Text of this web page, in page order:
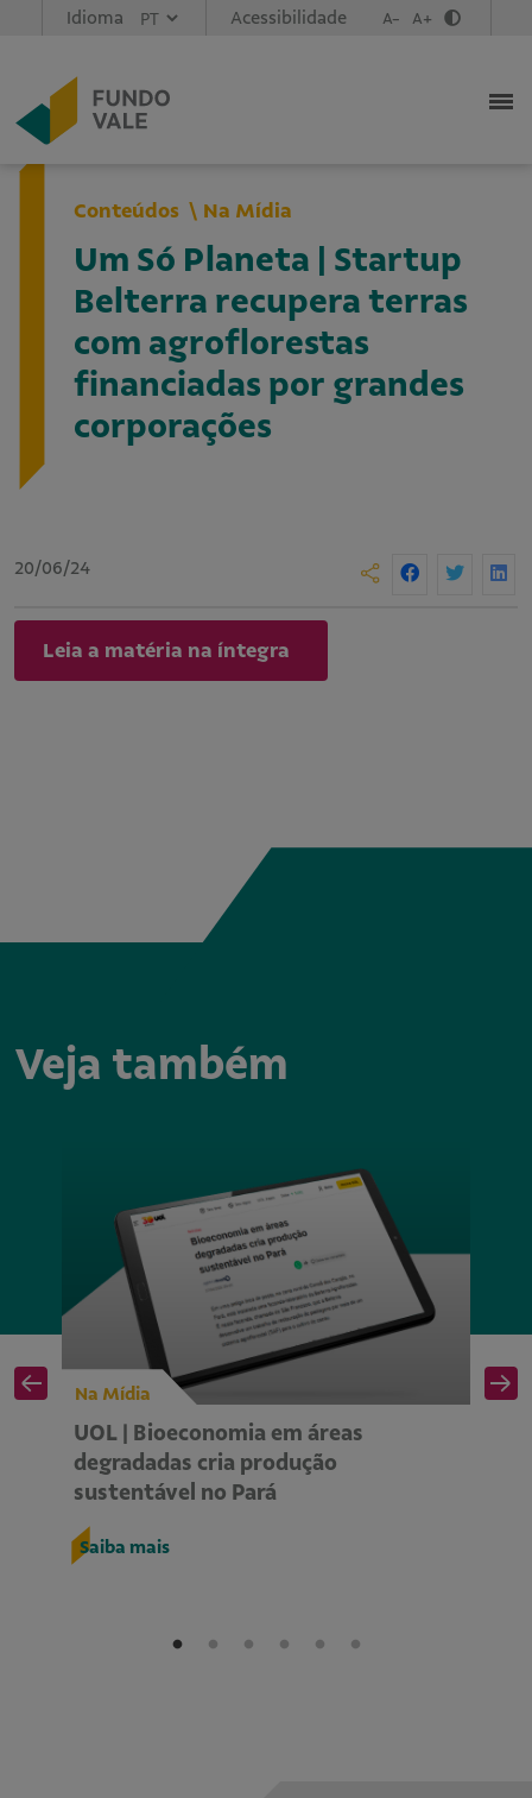
Idioma Acessibilidade A- A+
Conteúdos Na Mídia
Um Só Planeta | Startup
Belterra recupera terras
com agroflorestas
financiadas por grandes
corporações
20/06/24
Leia a matéria na íntegra
Veja também
Na Mídia
UOL | Bioeconomia em áreas
degradadas cria produção
sustentável no Pará
Saiba mais